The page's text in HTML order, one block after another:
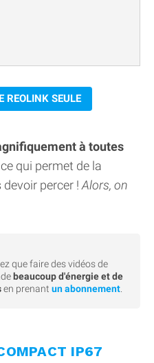
REOLINK SEULE
à toutes
ce qui permet de la
percer ! Alors, on
que faire des vidéos de
beaucoup d'énergie et de
en prenant un abonnement
IP67